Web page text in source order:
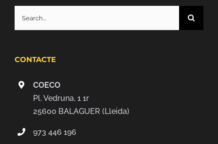
for:
CONTACTE
COECO
Pl. Vedruna, 1 1r
25600 BALAGUER (Lleida)
973 446 196